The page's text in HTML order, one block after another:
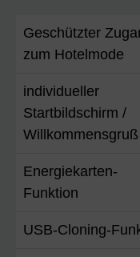
Geschützter
zum Hotelmode
individueller
Startbildschirm /
Willkommensgruß
Energiekarten-
Funktion
USB-Cloning-